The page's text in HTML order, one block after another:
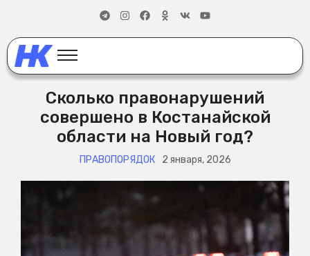
Сколько правонарушений
совершено в Костанайской
области на Новый год?
ПРАВОПОРЯДОК 2 января, 2026